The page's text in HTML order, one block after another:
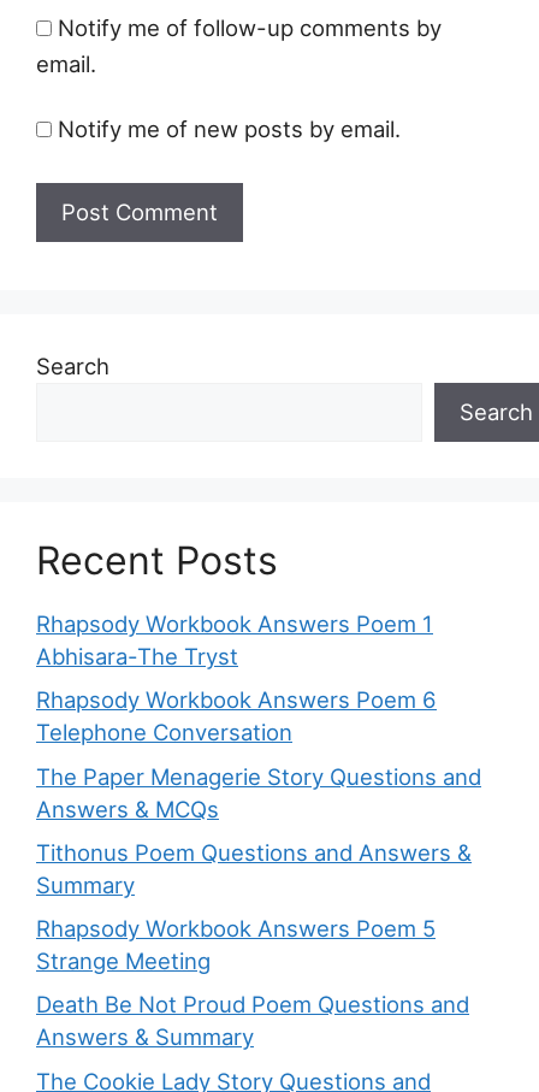
Notify me of follow-up comments by
email.
Notify me of new posts by email.
Search
Search
Recent Posts
Rhapsody Workbook Answers Poem 1
Abhisara-The Tryst
Rhapsody Workbook Answers Poem 6
Telephone Conversation
The Paper Menagerie Story Questions and
Answers & MCQs
Tithonus Poem Questions and Answers &
Summary
Rhapsody Workbook Answers Poem 5
Strange Meeting
Death Be Not Proud Poem Questions and
Answers & Summary
The Cookie Lady Story Questions and